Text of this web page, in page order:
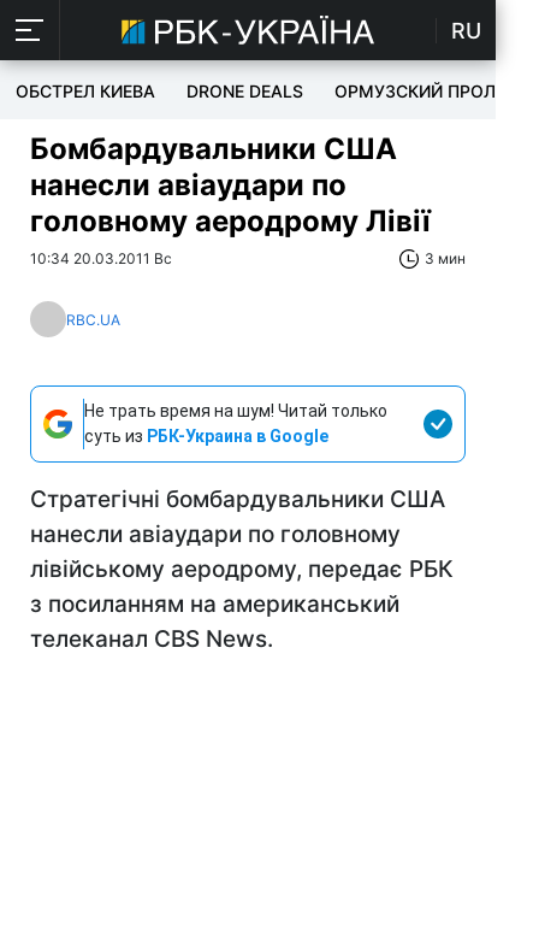
RU
ОБСТРЕЛ КИЕВА DRONE DEALS ОРМУЗСКИЙ ПРОЛИВ
Бомбардувальники США
нанесли авіаудари по
головному аеродрому Лівії
10:34 20.03.2011 Вс 3 мин
RBC.UA
Не трать время на шум! Читай только
суть из РБК-Украина в Google
Стратегічні бомбардувальники США
нанесли авіаудари по головному
лівійському аеродрому, передає РБК
з посиланням на американський
телеканал CBS News.